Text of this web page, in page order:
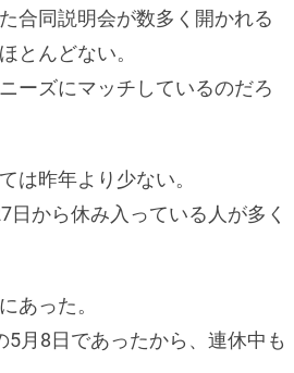
合同説明会が数多く開かれる
とんどない。
ーズにマッチしているのだろ
は昨年より少ない。
から休み入っている人が多く
あった。
月8日であったから、連休中も